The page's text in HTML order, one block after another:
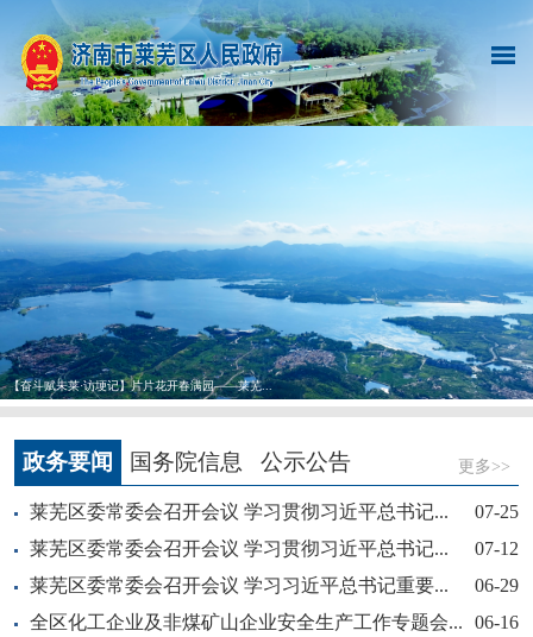
【奋斗赋未莱·访埂记】片片花开春满园——莱芜...
政务要闻 国务院信息 公示公告 更多>>
莱芜区委常委会召开会议 学习贯彻习近平总书记...
07-25
莱芜区委常委会召开会议 学习贯彻习近平总书记...
07-12
莱芜区委常委会召开会议 学习习近平总书记重要...
06-29
全区化工企业及非煤矿山企业安全生产工作专题会...
06-16